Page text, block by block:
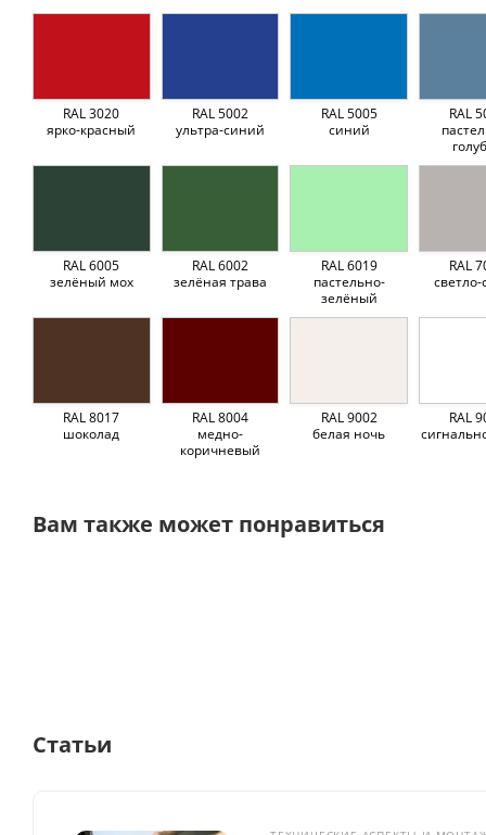
RAL 3020
ярко-красный
RAL 5002
ультра-синий
RAL 5005
синий
RAL
RAL 6005
зелёный мох
RAL 6002
зелёная трава
RAL 6019
пастельно-
зелёный
RAL
RAL 8017
шоколад
RAL 8004
медно-
коричневый
RAL 9002
белая ночь
RAL
Вам также может понравиться
Статьи